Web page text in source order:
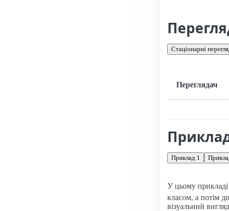
Стаціонарні
Переглядач
Приклад 1
У цьому
класом, а потім
візуальний